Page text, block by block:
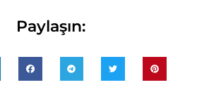
Paylaşın: